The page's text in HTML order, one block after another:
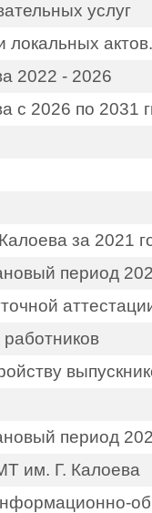
услуг
актов.
2022 - 2026
с 2026 по 2031
за 2021
период
период
им. Г. Калоева